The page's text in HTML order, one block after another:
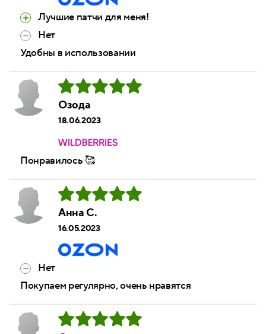
Лучшие патчи для меня!
Нет
Удобны в использовании
Озода
18.06.2023
Понравилось 🥰
Анна С.
16.05.2023
Нет
Покупаем регулярно, очень нравятся